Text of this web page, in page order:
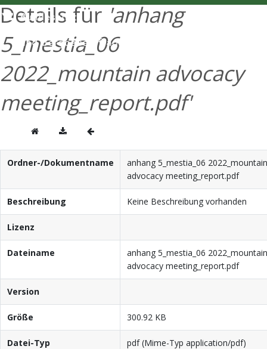
Details für 'anhang
5_mestia_06
2022_mountain advocacy
meeting_report.pdf'
Ordner-/Dokumentname
anhang 5_mestia_06 2022_mountain
advocacy meeting_report.pdf
Beschreibung Keine Beschreibung vorhanden
Lizenz
Dateiname
anhang 5_mestia_06 2022_mountain
advocacy meeting_report.pdf
Version
Größe 300.92 KB
Datei-Typ pdf (Mime-Typ application/pdf)